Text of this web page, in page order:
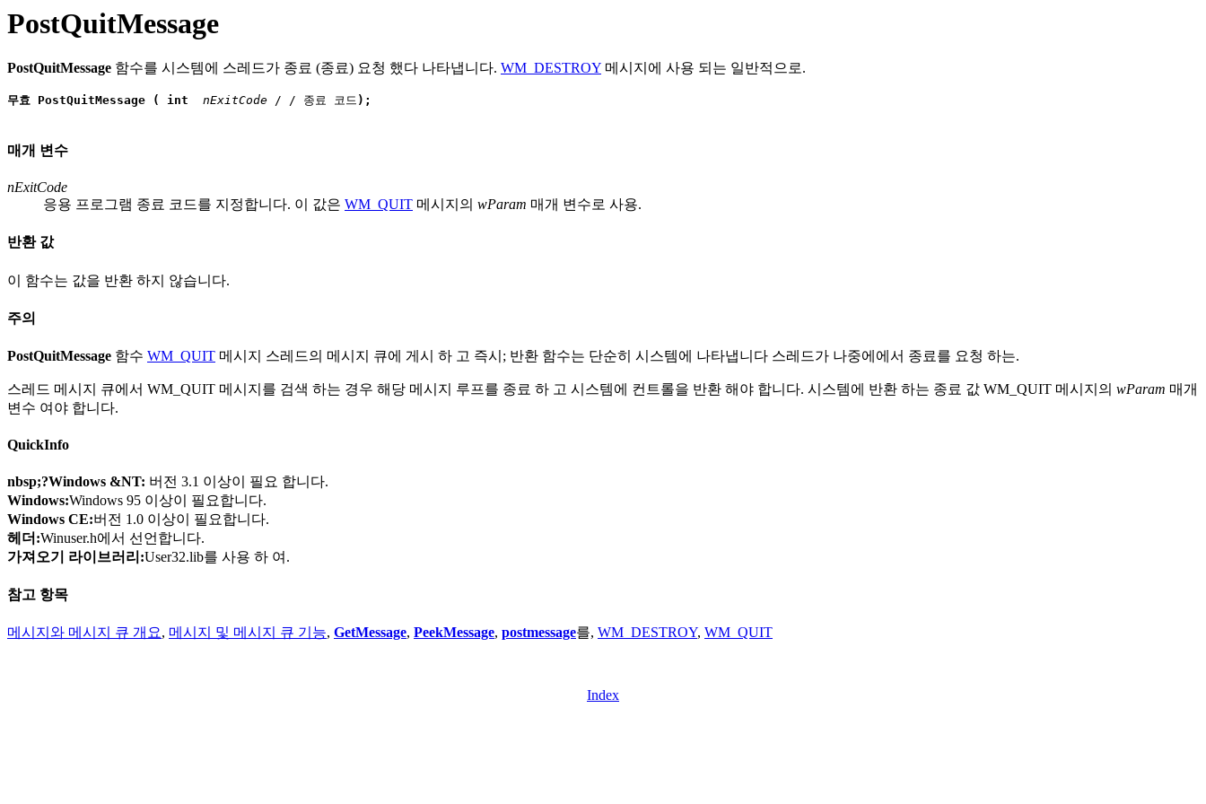
PostQuitMessage
PostQuitMessage 함수를 시스템에 스레드가 종료 (종료) 요청 했다 나타냅니다. WM_DESTROY 메시지에 사용 되는 일반적으로.
무효 PostQuitMessage ( int nExitCode / / 종료 코드 );
매개 변수
nExitCode
응용 프로그램 종료 코드를 지정합니다. 이 값은 WM_QUIT 메시지의 wParam 매개 변수로 사용.
반환 값
이 함수는 값을 반환 하지 않습니다.
주의
PostQuitMessage 함수 WM_QUIT 메시지 스레드의 메시지 큐에 게시 하 고 즉시; 반환 함수는 단순히 시스템에 나타냅니다 스레드가 나중에에서 종료를 요청 하는.
스레드 메시지 큐에서 WM_QUIT 메시지를 검색 하는 경우 해당 메시지 루프를 종료 하 고 시스템에 컨트롤을 반환 해야 합니다. 시스템에 반환 하는 종료 값 WM_QUIT 메시지의 wParam 매개
변수 여야 합니다.
QuickInfo
nbsp;?Windows &NT: 버전 3.1 이상이 필요 합니다.
Windows:Windows 95 이상이 필요합니다.
Windows CE:버전 1.0 이상이 필요합니다.
헤더:Winuser.h에서 선언합니다.
가져오기 라이브러리:User32.lib를 사용 하 여.
참고 항목
메시지와 메시지 큐 개요, 메시지 및 메시지 큐 기능, GetMessage, PeekMessage, postmessage를, WM_DESTROY, WM_QUIT
Index